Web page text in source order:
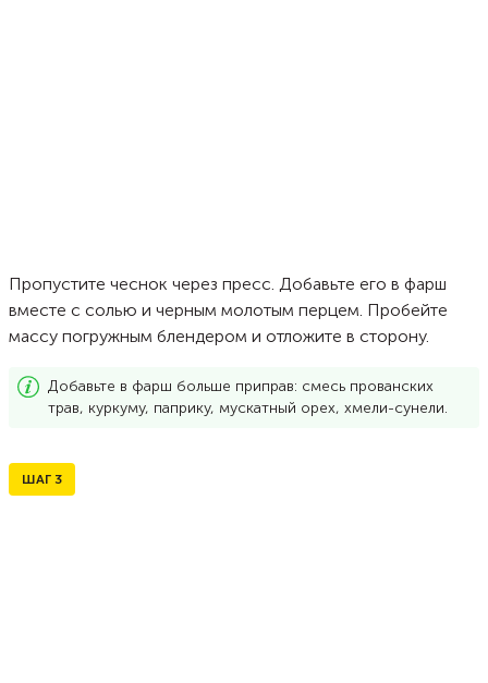
Пропустите чеснок через пресс. Добавьте его в фарш
вместе с солью и черным молотым перцем. Пробейте
массу погружным блендером и отложите в сторону.
Добавьте в фарш больше приправ: смесь прованских
трав, куркуму, паприку, мускатный орех, хмели-сунели.
ШАГ 3